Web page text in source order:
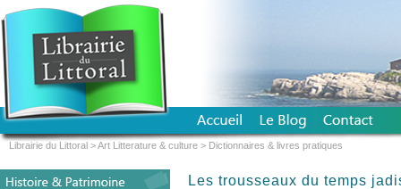
Les trousseaux du temps
Librairie du Littoral >Art Litterature & culture > Dictionnaires & livres pratiques